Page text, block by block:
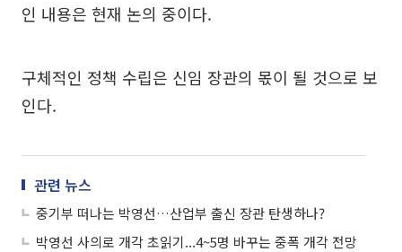
인 내용은 현재 논의 중이다.
구체적인 정책 수립은 신임 장관의 몫이 될 것으로 보
인다.
관련 뉴스
중기부 떠나는 박영선…산업부 출신 장관 탄생하나?
박영선 사의로 개각 초읽기...4~5명 바꾸는 중폭 개각 전망